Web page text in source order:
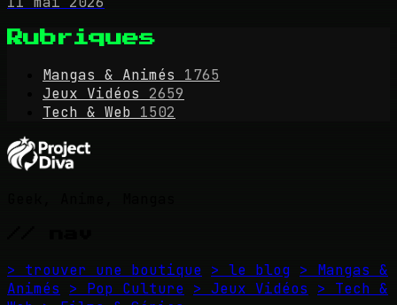
Rubriques
Mangas & Animés
1765
Jeux Vidéos
2659
Tech & Web 1502
> trouver une boutique > le blog > Mangas &
Animés
> Pop Culture > Jeux Vidéos
> Tech &